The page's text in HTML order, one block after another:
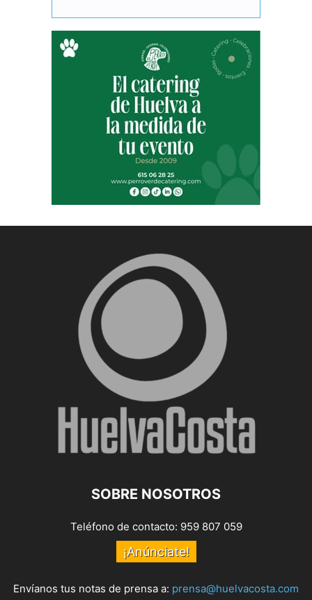
SOBRE NOSOTROS
Teléfono de contacto: 959 807 059
¡Anúnciate!
Envíanos tus notas de prensa a: prensa@huelvacosta.com